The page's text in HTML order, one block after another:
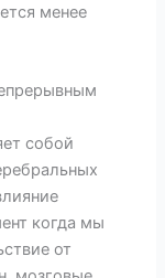
менее
собой
когда мы
от